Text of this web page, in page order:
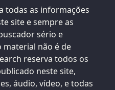
todas as informações
site e sempre as
sério e
material não é de
reserva todos os
neste site,
áudio, vídeo, e todas